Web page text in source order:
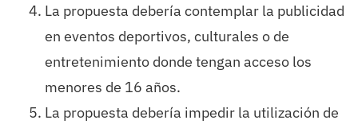
La propuesta debería contemplar la publicidad
en eventos deportivos, culturales o de
entretenimiento donde tengan acceso los
menores de 16 años.
La propuesta debería impedir la utilización de